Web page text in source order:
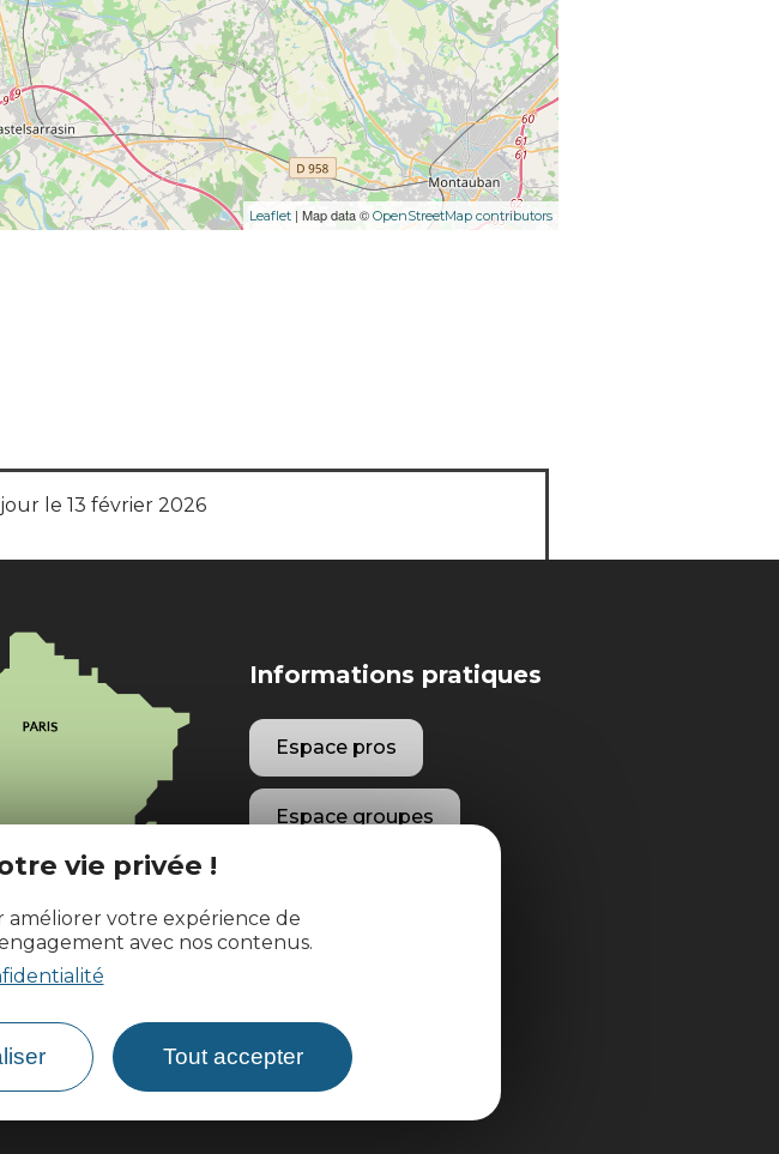
vie privée !
améliorer votre expérience de
avec nos contenus.
Tout accepter
Leaflet | Map data © OpenStreetMap contributors
le 13 février 2026
Informations pratiques
Espace pros
Espace groupes